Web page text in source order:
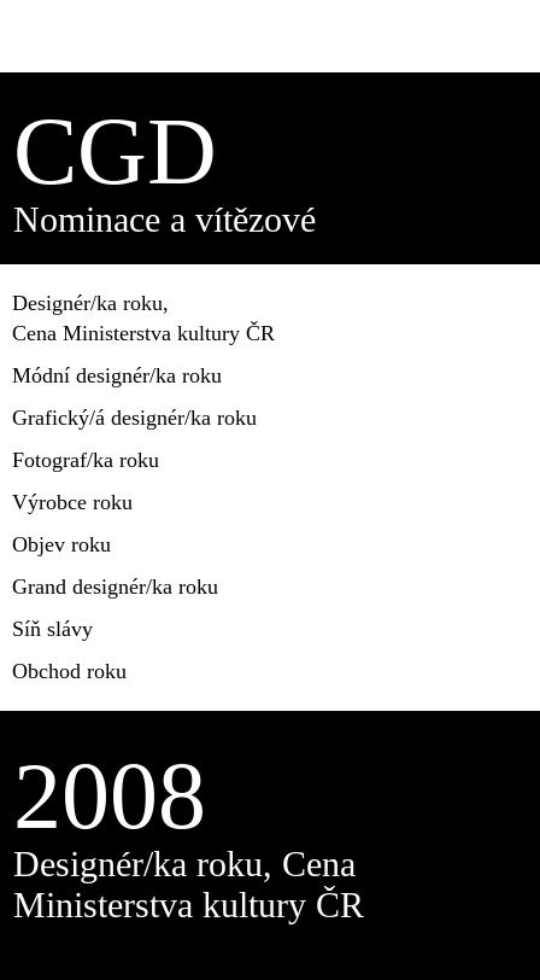
CGD
Nominace a vítězové
Designér/ka roku,
Cena Ministerstva kultury ČR
Módní designér/ka roku
Grafický/á designér/ka roku
Fotograf/ka roku
Výrobce roku
Objev roku
Grand designér/ka roku
Síň slávy
Obchod roku
2008
Designér/ka roku, Cena
Ministerstva kultury ČR